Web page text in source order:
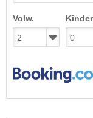
Volw.